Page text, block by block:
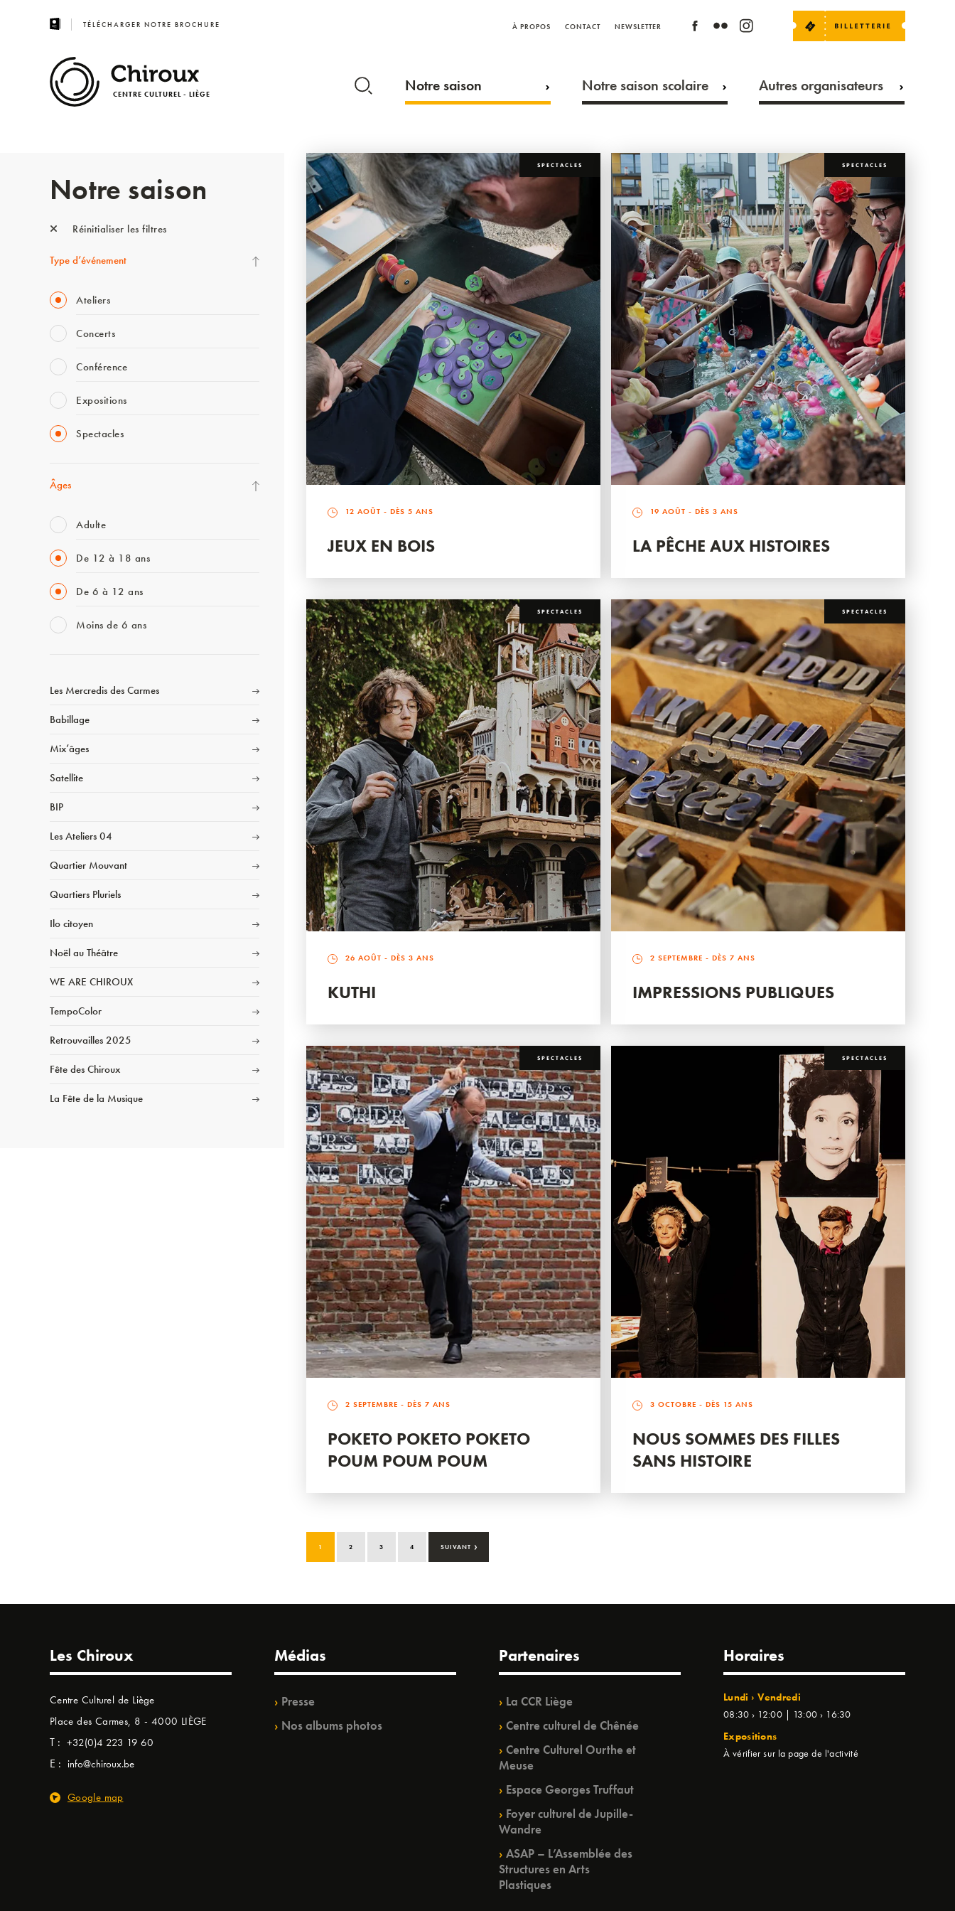
TÉLÉCHARGER NOTRE BROCHURE À PROPOS CONTACT NEWSLETTER
CENTRE CULTUREL - LIÈGE Notre saison Notre saison scolaire Autres organisateurs
Notre saison
Réinitialiser les filtres
Type d’événement
Ateliers
Concerts
Conférence
Expositions
Spectacles
Âges
Adulte
De 12 à 18 ans
De 6 à 12 ans
Moins de 6 ans
Les Mercredis des Carmes
Babillage
Mix’âges
Satellite
BIP
Les Ateliers 04
Quartier Mouvant
Quartiers Pluriels
Ilo citoyen
Noël au Théâtre
WE ARE CHIROUX
TempoColor
Retrouvailles 2025
Fête des Chiroux
La Fête de la Musique
SPECTACLES
12 AOÛT - DÈS 5 ANS
JEUX EN BOIS
SPECTACLES
19 AOÛT - DÈS 3 ANS
LA PÊCHE AUX HISTOIRES
SPECTACLES
26 AOÛT - DÈS 3 ANS
KUTHI
SPECTACLES
2 SEPTEMBRE - DÈS 7 ANS
IMPRESSIONS PUBLIQUES
SPECTACLES
2 SEPTEMBRE - DÈS 7 ANS
POKETO POKETO POKETO
POUM POUM POUM
SPECTACLES
3 OCTOBRE - DÈS 15 ANS
NOUS SOMMES DES FILLES
SANS HISTOIRE
1 2 3 4 SUIVANT ›
Les Chiroux
Centre Culturel de Liège
Place des Carmes, 8 - 4000 LIÈGE
T : +32(0)4 223 19 60
E : info@chiroux.be
Google map
Médias
Presse
Nos albums photos
Partenaires
La CCR Liège
Centre culturel de Chênée
Centre Culturel Ourthe et
Meuse
Espace Georges Truffaut
Foyer culturel de Jupille-
Wandre
ASAP – L’Assemblée des
Structures en Arts
Plastiques
Horaires
Lundi › Vendredi
08:30 › 12:00 | 13:00 › 16:30
Expositions
À vérifier sur la page de l'activité